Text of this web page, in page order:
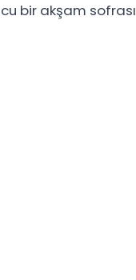
bir akşam sofrası